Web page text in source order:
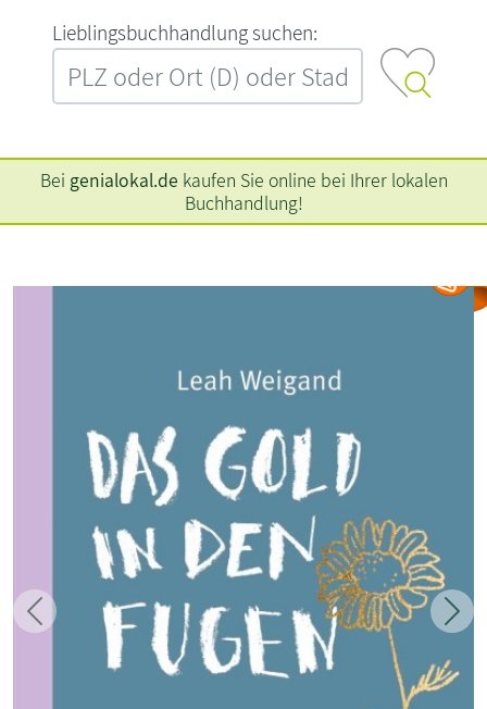
L‍i‍e‍b‍l‍i‍n‍g‍s‍b‍u‍c‍h‍h‍a‍n‍d‍l‍u‍n‍g‍ ‍s‍u‍c‍h‍e‍n‍:‍
Bei genialokal.de kaufen Sie online bei Ihrer lokalen
Buchhandlung!
Zurück